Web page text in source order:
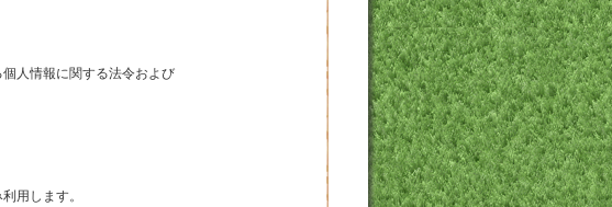
人情報に関する法令および
用します。